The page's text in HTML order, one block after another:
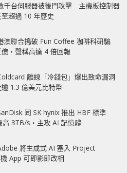
千台伺服器被後門攻擊 主機板控制器
超過 10 年歷史
澳聯合搗破 Fun Coffee 咖啡科研騙
‧聲稱高達 4 倍回報
離線「冷錢包」爆出致命漏洞
1.3 億美元比特幣
同 SK hynix 推出 HBF 標準
3TB/s‧主攻 AI 記憶體
將生成式 AI 塞入 Project
App 可即影即改相